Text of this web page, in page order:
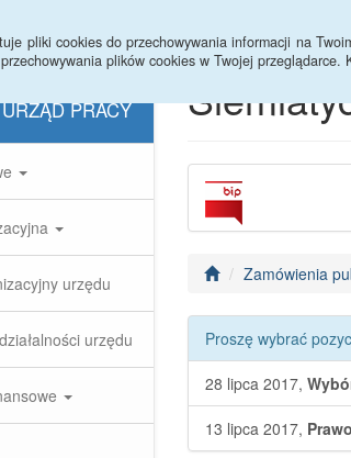
pliki cookies do przechowywania informacji na
plików cookies w Twojej
PRACY
urzędu
urzędu
Zamówienia
Proszę wybrać
28 lipca 2017,
13 lipca 2017,